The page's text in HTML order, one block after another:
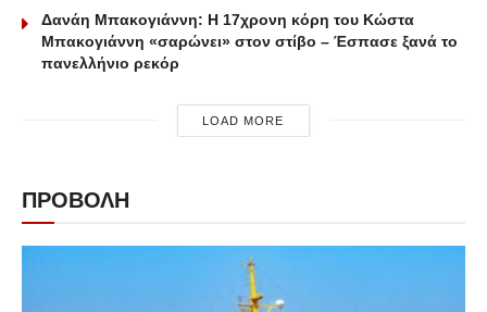
Δανάη Μπακογιάννη: Η 17χρονη κόρη του Κώστα
Μπακογιάννη «σαρώνει» στον στίβο – Έσπασε ξανά το
πανελλήνιο ρεκόρ
LOAD MORE
ΠΡΟΒΟΛΗ